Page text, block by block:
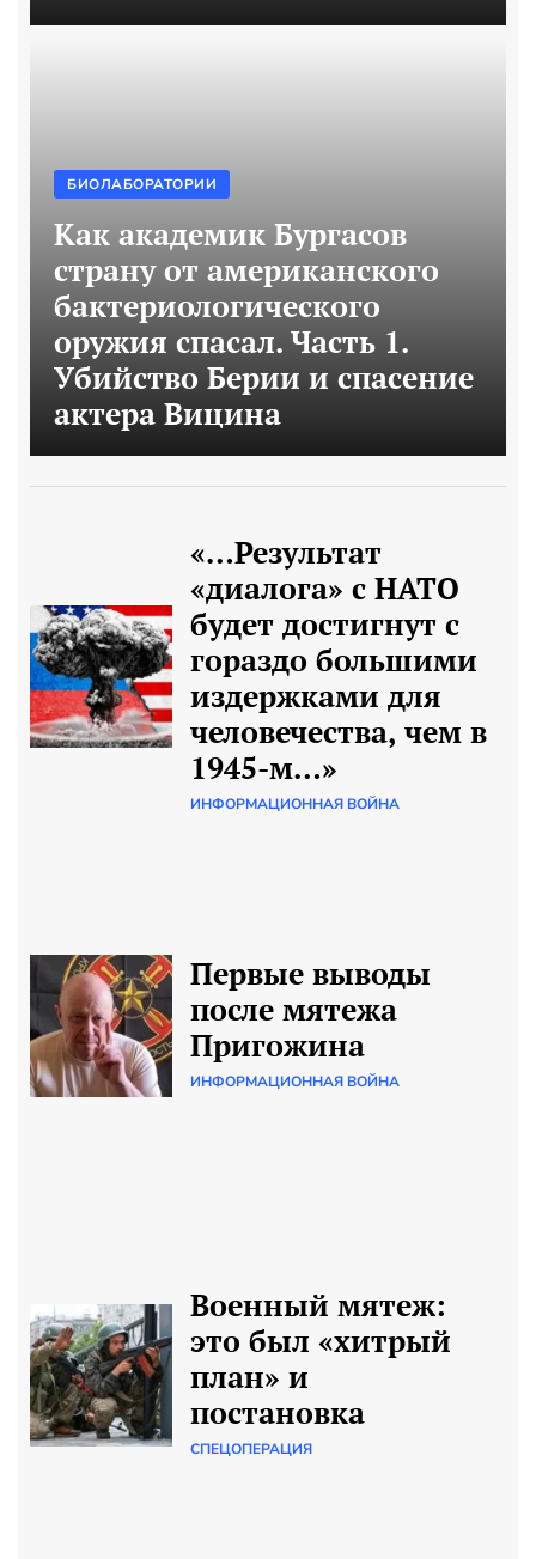
БИОЛАБОРАТОРИИ
Как академик Бургасов
страну от американского
бактериологического
оружия спасал. Часть 1.
Убийство Берии и спасение
актера Вицина
«…Результат
«диалога» с НАТО
будет достигнут с
гораздо большими
издержками для
человечества, чем в
1945-м…»
ИНФОРМАЦИОННАЯ ВОЙНА
Первые выводы
после мятежа
Пригожина
ИНФОРМАЦИОННАЯ ВОЙНА
Военный мятеж:
это был «хитрый
план» и
постановка
СПЕЦОПЕРАЦИЯ